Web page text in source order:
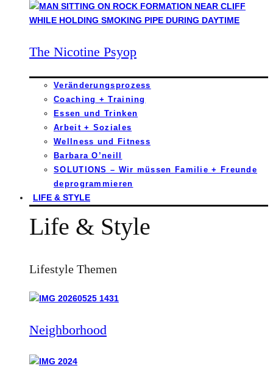
The Nicotine Psyop
Veränderungsprozess
Coaching + Training
Essen und Trinken
Arbeit + Soziales
Wellness und Fitness
Barbara O’neill
SOLUTIONS – Wir müssen Familie + Freunde
deprogrammieren
LIFE & STYLE
Life & Style
Lifestyle Themen
Neighborhood